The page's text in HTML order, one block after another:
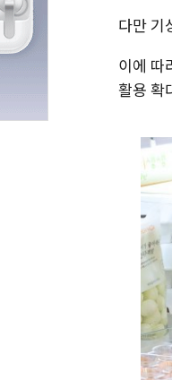
다만 기
이에 따
활용 확